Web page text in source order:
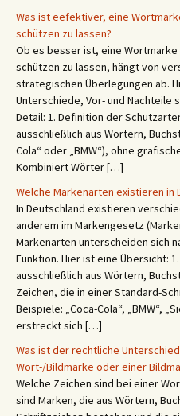
Was ist eefektiver, eine
schützen zu lassen?
Ob es besser ist, eine
schützen zu lassen, hängt von
strategischen Überlegungen ab.
Unterschiede, Vor- und Nachteile
Detail: 1. Definition der
ausschließlich aus Wörtern,
Cola“ oder „BMW“), ohne
Kombiniert Wörter […]
Welche Markenarten existieren in
In Deutschland existieren
anderem im Markengesetz
Markenarten unterscheiden sich
Funktion. Hier ist eine Übersicht:
ausschließlich aus Wörtern,
Zeichen, die in einer Standard-
Beispiele: „Coca-Cola“, „BMW“,
erstreckt sich […]
Was ist der rechtliche
Wort-/Bildmarke oder einer
Welche Zeichen sind bei einer
sind Marken, die aus Wörtern,